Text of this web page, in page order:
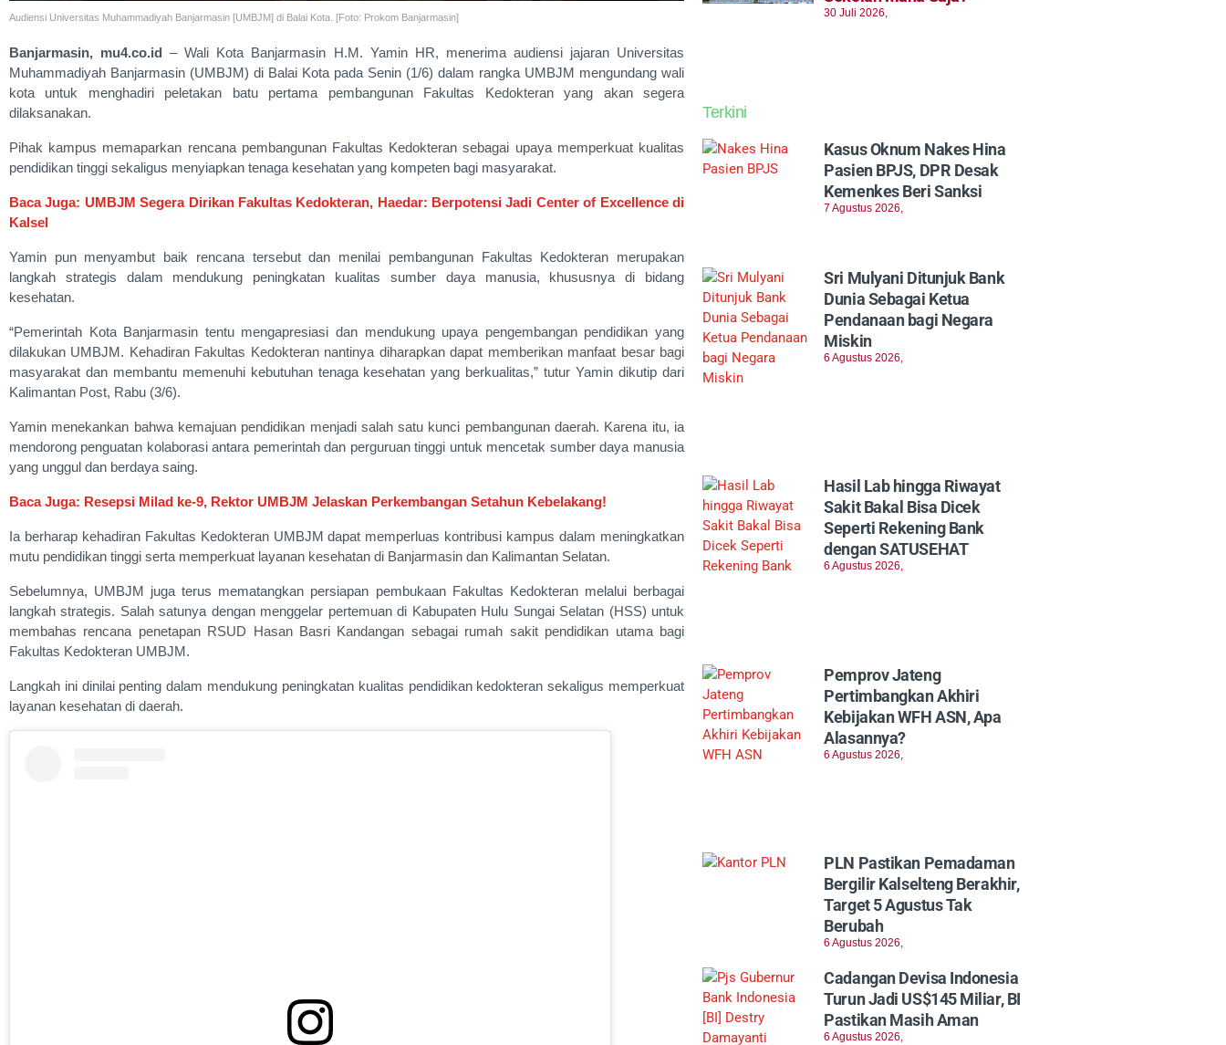
Audiensi Universitas Muhammadiyah Banjarmasin [UMBJM] di Balai Kota. [Foto: Prokom Banjarmasin]
Banjarmasin, mu4.co.id – Wali Kota Banjarmasin H.M. Yamin HR, menerima audiensi jajaran Universitas
Muhammadiyah Banjarmasin (UMBJM) di Balai Kota pada Senin (1/6) dalam rangka UMBJM mengundang wali
kota untuk menghadiri peletakan batu pertama pembangunan Fakultas Kedokteran yang akan segera
dilaksanakan.
Pihak kampus memaparkan rencana pembangunan Fakultas Kedokteran sebagai upaya memperkuat kualitas
pendidikan tinggi sekaligus menyiapkan tenaga kesehatan yang kompeten bagi masyarakat.
Baca Juga: UMBJM Segera Dirikan Fakultas Kedokteran, Haedar: Berpotensi Jadi Center of Excellence di
Kalsel
Yamin pun menyambut baik rencana tersebut dan menilai pembangunan Fakultas Kedokteran merupakan
langkah strategis dalam mendukung peningkatan kualitas sumber daya manusia, khususnya di bidang
kesehatan.
“Pemerintah Kota Banjarmasin tentu mengapresiasi dan mendukung upaya pengembangan pendidikan yang
dilakukan UMBJM. Kehadiran Fakultas Kedokteran nantinya diharapkan dapat memberikan manfaat besar bagi
masyarakat dan membantu memenuhi kebutuhan tenaga kesehatan yang berkualitas,” tutur Yamin dikutip dari
Kalimantan Post, Rabu (3/6).
Yamin menekankan bahwa kemajuan pendidikan menjadi salah satu kunci pembangunan daerah. Karena itu, ia
mendorong penguatan kolaborasi antara pemerintah dan perguruan tinggi untuk mencetak sumber daya manusia
yang unggul dan berdaya saing.
Baca Juga: Resepsi Milad ke-9, Rektor UMBJM Jelaskan Perkembangan Setahun Kebelakang!
Ia berharap kehadiran Fakultas Kedokteran UMBJM dapat memperluas kontribusi kampus dalam meningkatkan
mutu pendidikan tinggi serta memperkuat layanan kesehatan di Banjarmasin dan Kalimantan Selatan.
Sebelumnya, UMBJM juga terus mematangkan persiapan pembukaan Fakultas Kedokteran melalui berbagai
langkah strategis. Salah satunya dengan menggelar pertemuan di Kabupaten Hulu Sungai Selatan (HSS) untuk
membahas rencana penetapan RSUD Hasan Basri Kandangan sebagai rumah sakit pendidikan utama bagi
Fakultas Kedokteran UMBJM.
Langkah ini dinilai penting dalam mendukung peningkatan kualitas pendidikan kedokteran sekaligus memperkuat
layanan kesehatan di daerah.
30 Juli 2026,
Terkini
Kasus Oknum Nakes Hina
Pasien BPJS, DPR Desak
Kemenkes Beri Sanksi
7 Agustus 2026,
Sri Mulyani Ditunjuk Bank
Dunia Sebagai Ketua
Pendanaan bagi Negara
Miskin
6 Agustus 2026,
Hasil Lab hingga Riwayat
Sakit Bakal Bisa Dicek
Seperti Rekening Bank
dengan SATUSEHAT
6 Agustus 2026,
Pemprov Jateng
Pertimbangkan Akhiri
Kebijakan WFH ASN, Apa
Alasannya?
6 Agustus 2026,
PLN Pastikan Pemadaman
Bergilir Kalselteng Berakhir,
Target 5 Agustus Tak
Berubah
6 Agustus 2026,
Cadangan Devisa Indonesia
Turun Jadi US$145 Miliar, BI
Pastikan Masih Aman
6 Agustus 2026,